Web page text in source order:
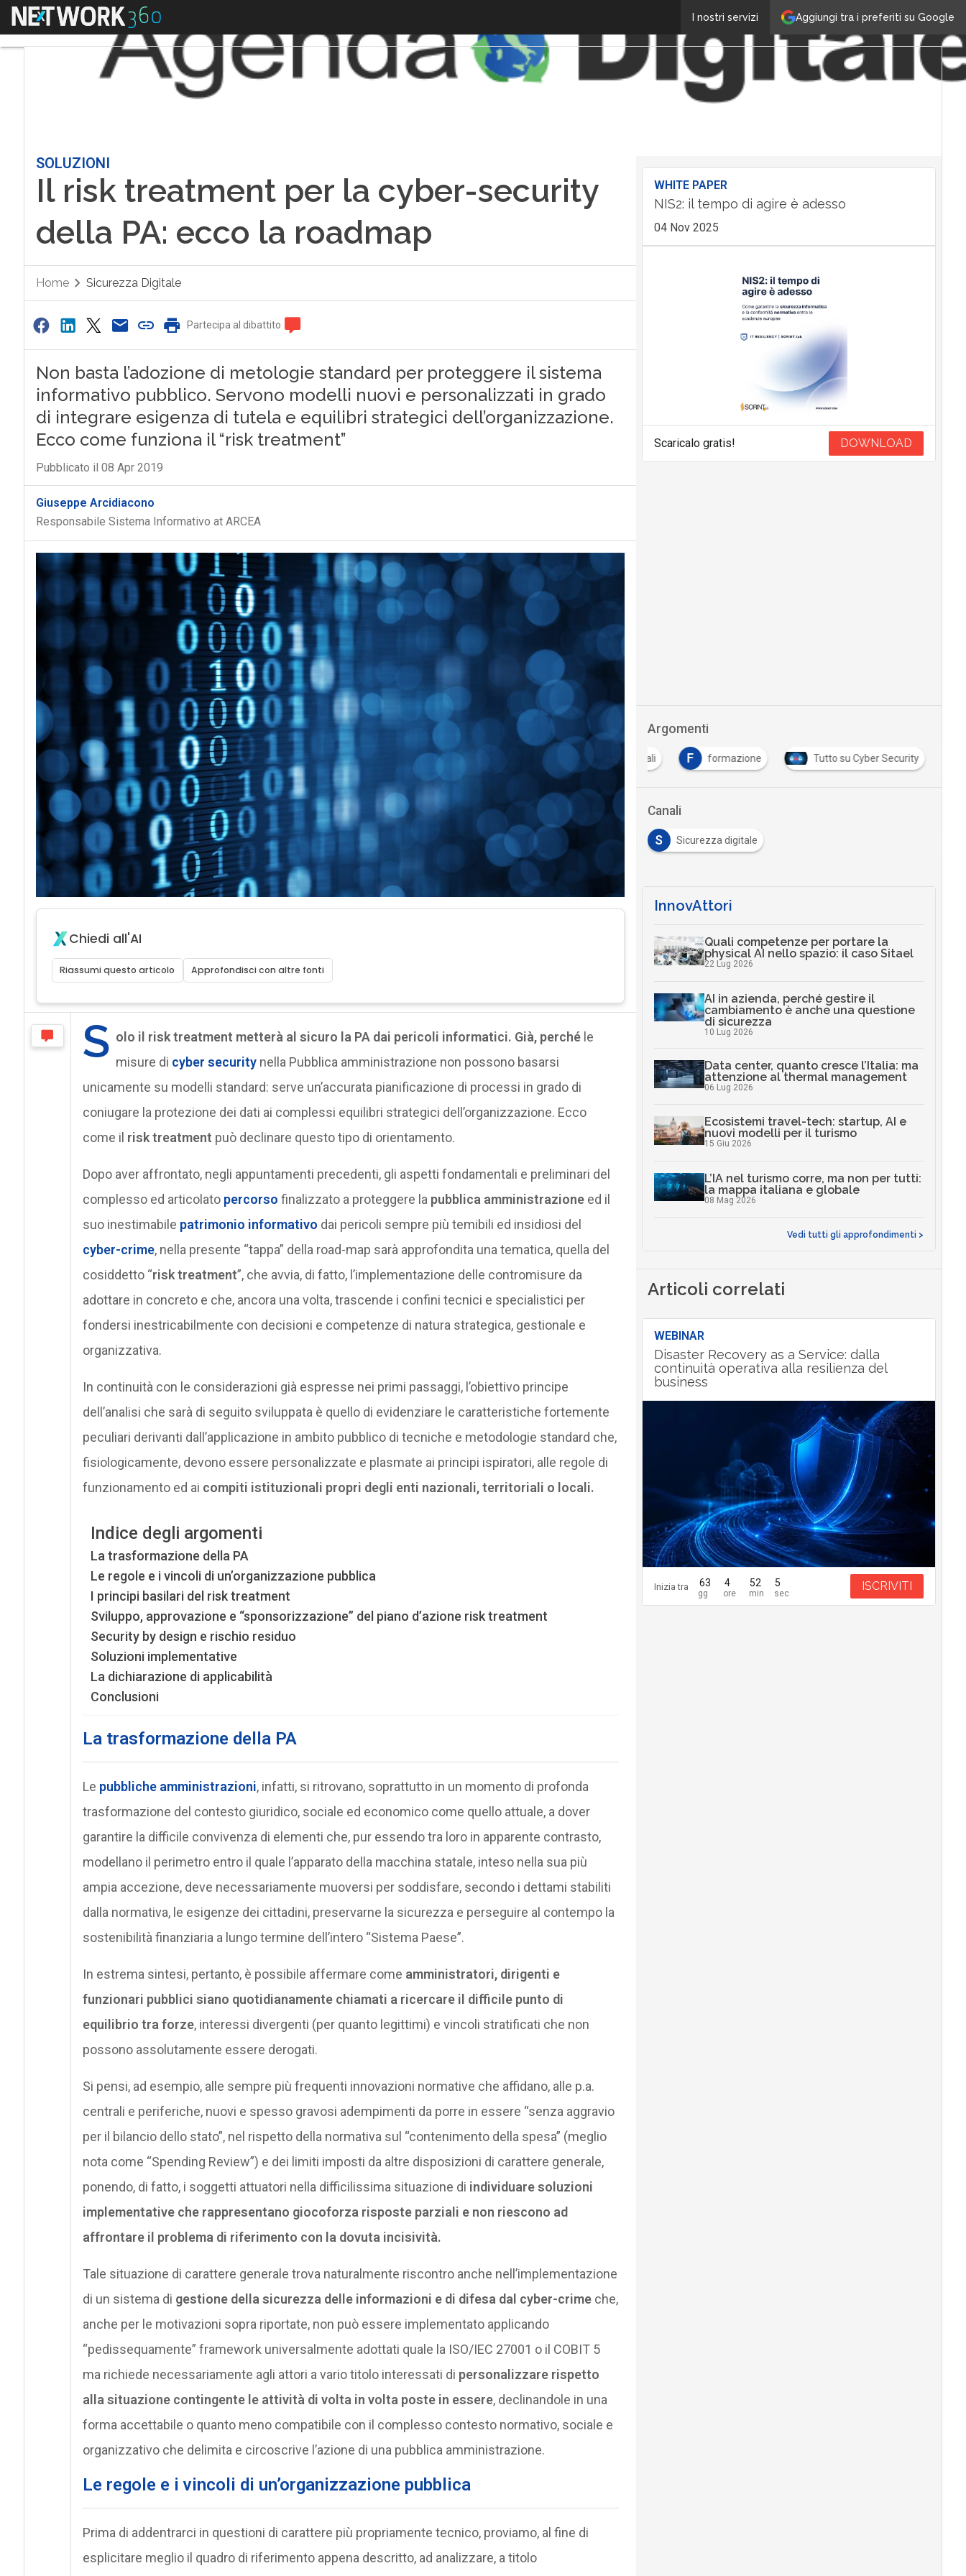
Aggiungi tra i preferiti su Google
I nostri servizi
Menu
SOLUZIONI
Il risk treatment per la cyber-security
della PA: ecco la roadmap
Home Sicurezza Digitale
Partecipa al dibattito
Non basta l’adozione di metologie standard per proteggere il sistema
informativo pubblico. Servono modelli nuovi e personalizzati in grado
di integrare esigenza di tutela e equilibri strategici dell’organizzazione.
Ecco come funziona il “risk treatment”
Pubblicato il 08 Apr 2019
Giuseppe Arcidiacono
Responsabile Sistema Informativo at ARCEA
Chiedi all'AI
Riassumi questo articolo Approfondisci con altre fonti
S olo il risk treatment metterà al sicuro la PA dai pericoli informatici. Già, perché le
misure di cyber securitynella Pubblica amministrazione non possono basarsi
unicamente su modelli standard: serve un’accurata pianificazione di processi in grado di
coniugare la protezione dei dati ai complessi equilibri strategici dell’organizzazione. Ecco
come il risk treatment può declinare questo tipo di orientamento.
Dopo aver affrontato, negli appuntamenti precedenti, gli aspetti fondamentali e preliminari del
complesso ed articolato percorso finalizzato a proteggere la pubblica amministrazioneed il
suo inestimabile patrimonio informativo dai pericoli sempre più temibili ed insidiosi del
cyber-crime, nella presente “tappa” della road-map sarà approfondita una tematica, quella del
cosiddetto “risk treatment”, che avvia, di fatto, l’implementazione delle contromisure da
adottare in concreto e che, ancora una volta, trascende i confini tecnici e specialistici per
fondersi inestricabilmente con decisioni e competenze di natura strategica, gestionale e
organizzativa.
In continuità con le considerazioni già espresse nei primi passaggi, l’obiettivo principe
dell’analisi che sarà di seguito sviluppata è quello di evidenziare le caratteristiche fortemente
peculiari derivanti dall’applicazione in ambito pubblico di tecniche e metodologie standard che,
fisiologicamente, devono essere personalizzate e plasmate ai principi ispiratori, alle regole di
funzionamento ed ai compiti istituzionali propri degli enti nazionali, territoriali o locali.
Indice degli argomenti
La trasformazione della PA
Le regole e i vincoli di un’organizzazione pubblica
I principi basilari del risk treatment
Sviluppo, approvazione e “sponsorizzazione” del piano d’azione risk treatment
Security by design e rischio residuo
Soluzioni implementative
La dichiarazione di applicabilità
Conclusioni
La trasformazione della PA
Le pubbliche amministrazioni, infatti, si ritrovano, soprattutto in un momento di profonda
trasformazione del contesto giuridico, sociale ed economico come quello attuale, a dover
garantire la difficile convivenza di elementi che, pur essendo tra loro in apparente contrasto,
modellano il perimetro entro il quale l’apparato della macchina statale, inteso nella sua più
ampia accezione, deve necessariamente muoversi per soddisfare, secondo i dettami stabiliti
dalla normativa, le esigenze dei cittadini, preservarne la sicurezza e perseguire al contempo la
sostenibilità finanziaria a lungo termine dell’intero “Sistema Paese”.
In estrema sintesi, pertanto, è possibile affermare come amministratori, dirigenti e
funzionari pubblici siano quotidianamente chiamati a ricercare il difficile punto di
equilibrio tra forze, interessi divergenti (per quanto legittimi) e vincoli stratificati che non
possono assolutamente essere derogati.
Si pensi, ad esempio, alle sempre più frequenti innovazioni normative che affidano, alle p.a.
centrali e periferiche, nuovi e spesso gravosi adempimenti da porre in essere “senza aggravio
per il bilancio dello stato”, nel rispetto della normativa sul “contenimento della spesa” (meglio
nota come “Spending Review”) e dei limiti imposti da altre disposizioni di carattere generale,
ponendo, di fatto, i soggetti attuatori nella difficilissima situazione di individuare soluzioni
implementative che rappresentano giocoforza risposte parziali e non riescono ad
affrontare il problema di riferimento con la dovuta incisività.
Tale situazione di carattere generale trova naturalmente riscontro anche nell’implementazione
di un sistema di gestione della sicurezza delle informazioni e di difesa dal cyber-crimeche,
anche per le motivazioni sopra riportate, non può essere implementato applicando
“pedissequamente” framework universalmente adottati quale la ISO/IEC 27001 o il COBIT 5
ma richiede necessariamente agli attori a vario titolo interessati di personalizzare rispetto
alla situazione contingente le attività di volta in volta poste in essere, declinandole in una
forma accettabile o quanto meno compatibile con il complesso contesto normativo, sociale e
organizzativo che delimita e circoscrive l’azione di una pubblica amministrazione.
Le regole e i vincoli di un’organizzazione pubblica
Prima di addentrarci in questioni di carattere più propriamente tecnico, proviamo, al fine di
esplicitare meglio il quadro di riferimento appena descritto, ad analizzare, a titolo
WHITE PAPER
NIS2: il tempo di agire è adesso
04 Nov 2025
Scaricalo gratis! DOWNLOAD
Argomenti
dati personali F formazione Tutto su Cyber Security
Canali
S Sicurezza digitale
InnovAttori
Quali competenze per portare la
physical AI nello spazio: il caso Sitael
22 Lug 2026
AI in azienda, perché gestire il
cambiamento è anche una questione
di sicurezza
10 Lug 2026
Data center, quanto cresce l’Italia: ma
attenzione al thermal management
06 Lug 2026
Ecosistemi travel-tech: startup, AI e
nuovi modelli per il turismo
15 Giu 2026
L’IA nel turismo corre, ma non per tutti:
la mappa italiana e globale
08 Mag 2026
Vedi tutti gli approfondimenti >
Articoli correlati
WEBINAR
Disaster Recovery as a Service: dalla
continuità operativa alla resilienza del
business
Inizia tra 63 4 52 4 ISCRIVITI